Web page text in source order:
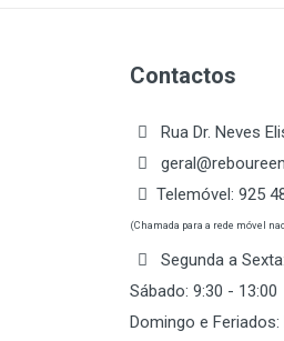
Contactos
Rua Dr. Neves
Telemóvel: 925
(Chamada para a rede móvel
Segunda a
Sábado: 9:30 - 13:00
Domingo e Feriados: